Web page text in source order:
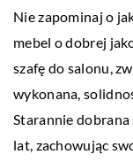
Nie zapominaj o
mebel o dobrej
szafę do salonu,
wykonana,
Starannie dobrana
lat, zachowując